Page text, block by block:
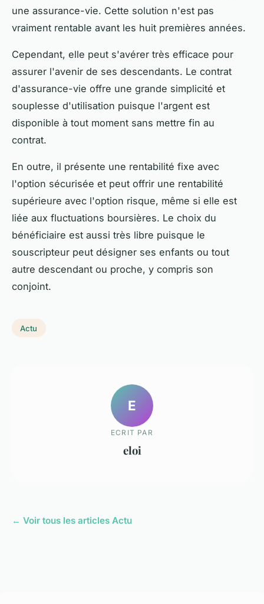
une assurance-vie. Cette solution n'est pas
vraiment rentable avant les huit premières années.
Cependant, elle peut s'avérer très efficace pour
assurer l'avenir de ses descendants. Le contrat
d'assurance-vie offre une grande simplicité et
souplesse d'utilisation puisque l'argent est
disponible à tout moment sans mettre fin au
contrat.
En outre, il présente une rentabilité fixe avec
l'option sécurisée et peut offrir une rentabilité
supérieure avec l'option risque, même si elle est
liée aux fluctuations boursières. Le choix du
bénéficiaire est aussi très libre puisque le
souscripteur peut désigner ses enfants ou tout
autre descendant ou proche, y compris son
conjoint.
Actu
E
ECRIT PAR
eloi
← Voir tous les articles Actu